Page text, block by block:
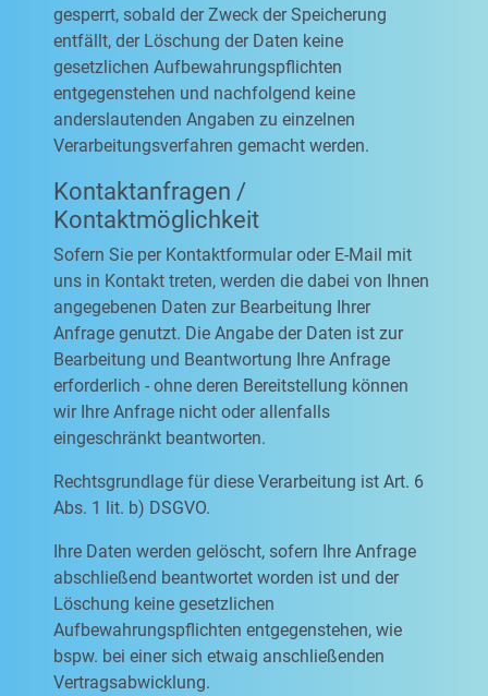
gesperrt, sobald der Zweck der Speicherung
entfällt, der Löschung der Daten keine
gesetzlichen Aufbewahrungspflichten
entgegenstehen und nachfolgend keine
anderslautenden Angaben zu einzelnen
Verarbeitungsverfahren gemacht werden.
Kontaktanfragen /
Kontaktmöglichkeit
Sofern Sie per Kontaktformular oder E-Mail mit
uns in Kontakt treten, werden die dabei von Ihnen
angegebenen Daten zur Bearbeitung Ihrer
Anfrage genutzt. Die Angabe der Daten ist zur
Bearbeitung und Beantwortung Ihre Anfrage
erforderlich - ohne deren Bereitstellung können
wir Ihre Anfrage nicht oder allenfalls
eingeschränkt beantworten.
Rechtsgrundlage für diese Verarbeitung ist Art. 6
Abs. 1 lit. b) DSGVO.
Ihre Daten werden gelöscht, sofern Ihre Anfrage
abschließend beantwortet worden ist und der
Löschung keine gesetzlichen
Aufbewahrungspflichten entgegenstehen, wie
bspw. bei einer sich etwaig anschließenden
Vertragsabwicklung.